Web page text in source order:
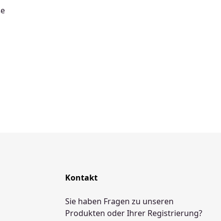
Kontakt
Sie haben Fragen zu unseren
Produkten oder Ihrer Registrierung?